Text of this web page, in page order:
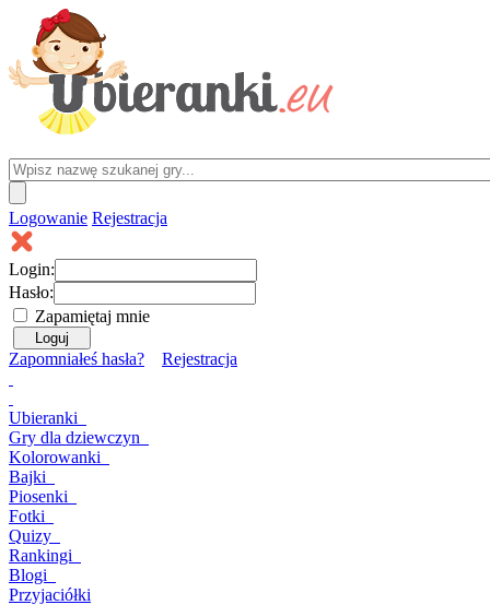
Logowanie Rejestracja
Login:
Hasło:
Zapamiętaj mnie
Zapomniałeś hasła? Rejestracja
Ubieranki
Gry dla dziewczyn
Kolorowanki
Bajki
Piosenki
Fotki
Quizy
Rankingi
Blogi
Przyjaciółki